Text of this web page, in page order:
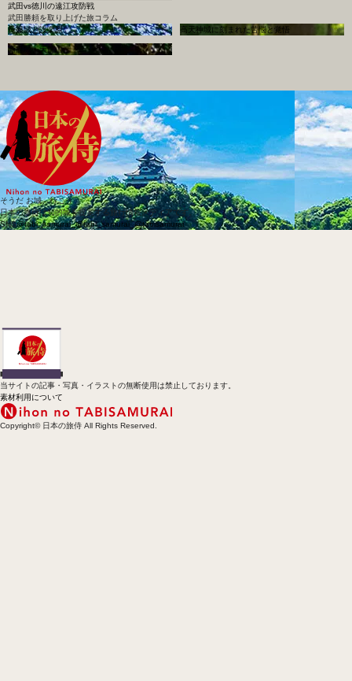
武田vs徳川の遠江攻防戦
武田勝頼を取り上げた旅コラム
長篠城と設楽原
高天神城に刻まれた苦悩と覚悟
新府城・天目山
そうだ お城、行こう
日本の旅侍は知的城を提案する旅行情報メディアです。
SNS@tabi_samurai_@tabi_samurai_@tabisamurai
当サイトの記事・写真・イラストの無断使用は禁止しております。
素材利用について
Copyright© 日本の旅侍 All Rights Reserved.